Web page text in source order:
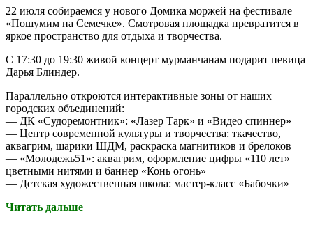
22 июля собираемся у нового Домика моржей на фестивале
«Пошумим на Семечке». Смотровая площадка превратится в
яркое пространство для отдыха и творчества.
С 17:30 до 19:30 живой концерт мурманчанам подарит певица
Дарья Блиндер.
Параллельно откроются интерактивные зоны от наших
городских объединений:
— ДК «Судоремонтник»: «Лазер Тарк» и «Видео спиннер»
— Центр современной культуры и творчества: ткачество,
аквагрим, шарики ШДМ, раскраска магнитиков и брелоков
— «Молодежь51»: аквагрим, оформление цифры «110 лет»
цветными нитями и баннер «Конь огонь»
— Детская художественная школа: мастер-класс «Бабочки»
Читать дальше